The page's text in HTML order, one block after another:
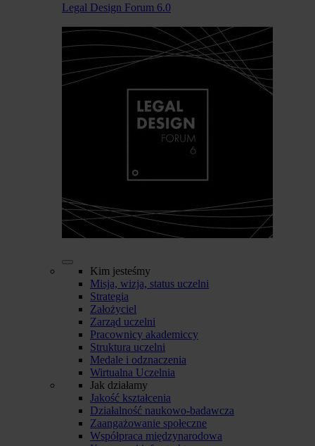
Legal Design Forum 6.0
Kim jesteśmy
Misja, wizja, status uczelni
Strategia
Założyciel
Zarząd uczelni
Pracownicy akademiccy
Struktura uczelni
Medale i odznaczenia
Wirtualna Uczelnia
Jak działamy
Jakość kształcenia
Działalność naukowo-badawcza
Zaangażowanie społeczne
Współpraca międzynarodowa